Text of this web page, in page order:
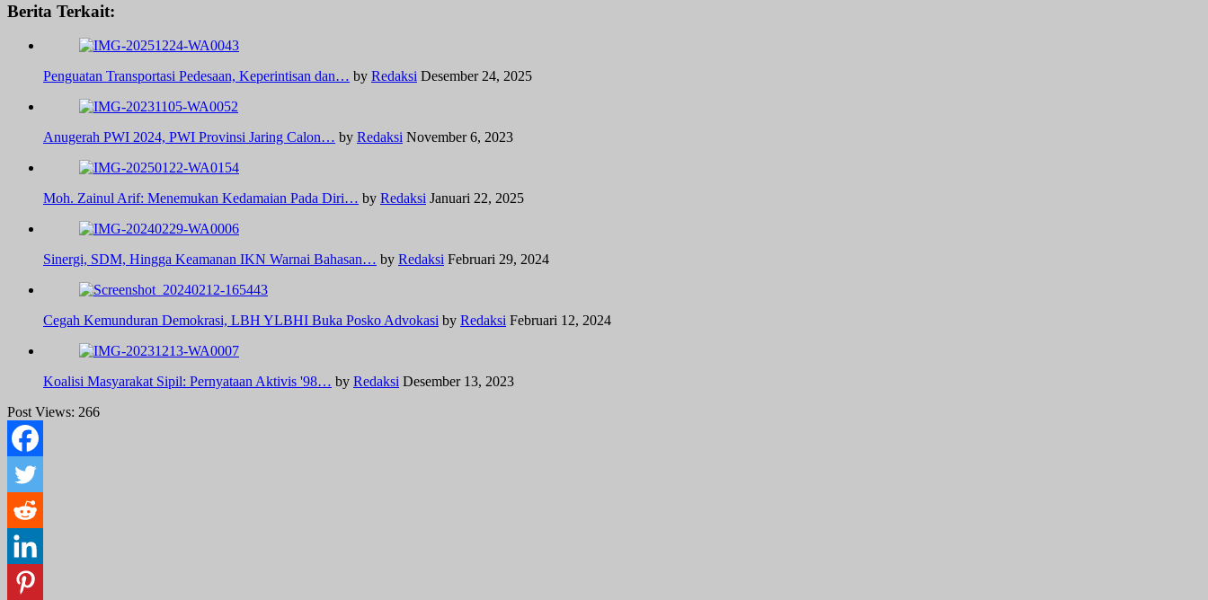
Berita Terkait:
Penguatan Transportasi Pedesaan, Keperintisan dan… by Redaksi Desember 24, 2025
Anugerah PWI 2024, PWI Provinsi Jaring Calon… by Redaksi November 6, 2023
Moh. Zainul Arif: Menemukan Kedamaian Pada Diri… by Redaksi Januari 22, 2025
Sinergi, SDM, Hingga Keamanan IKN Warnai Bahasan… by Redaksi Februari 29, 2024
Cegah Kemunduran Demokrasi, LBH YLBHI Buka Posko Advokasi by Redaksi Februari 12, 2024
Koalisi Masyarakat Sipil: Pernyataan Aktivis '98… by Redaksi Desember 13, 2023
Post Views: 266